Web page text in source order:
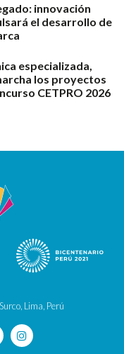
innovación
el desarrollo de
especializada,
los proyectos
CETPRO 2026
Lima, Perú